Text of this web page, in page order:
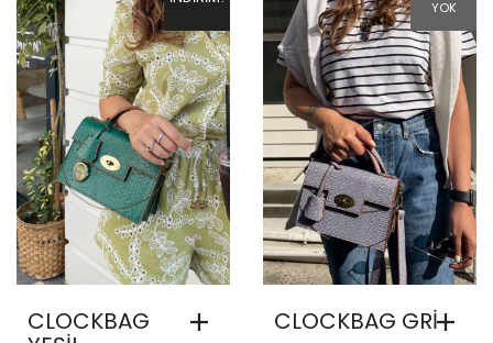
CLOCKBAG
YOK
CLOCKBAG GRİ